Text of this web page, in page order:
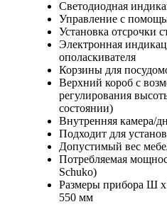
Светодиодная
Управление с
Установка отсрочки
Электронная
ополаскивателя
Корзины для
Верхний короб с
регулирования
состоянии)
Внутренняя камера/
Подходит для
Допустимый вес
Потребляемая
Schuko)
Размеры прибора Ш
550 мм